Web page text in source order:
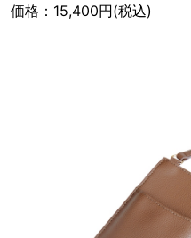
価格：15,400円(税込)